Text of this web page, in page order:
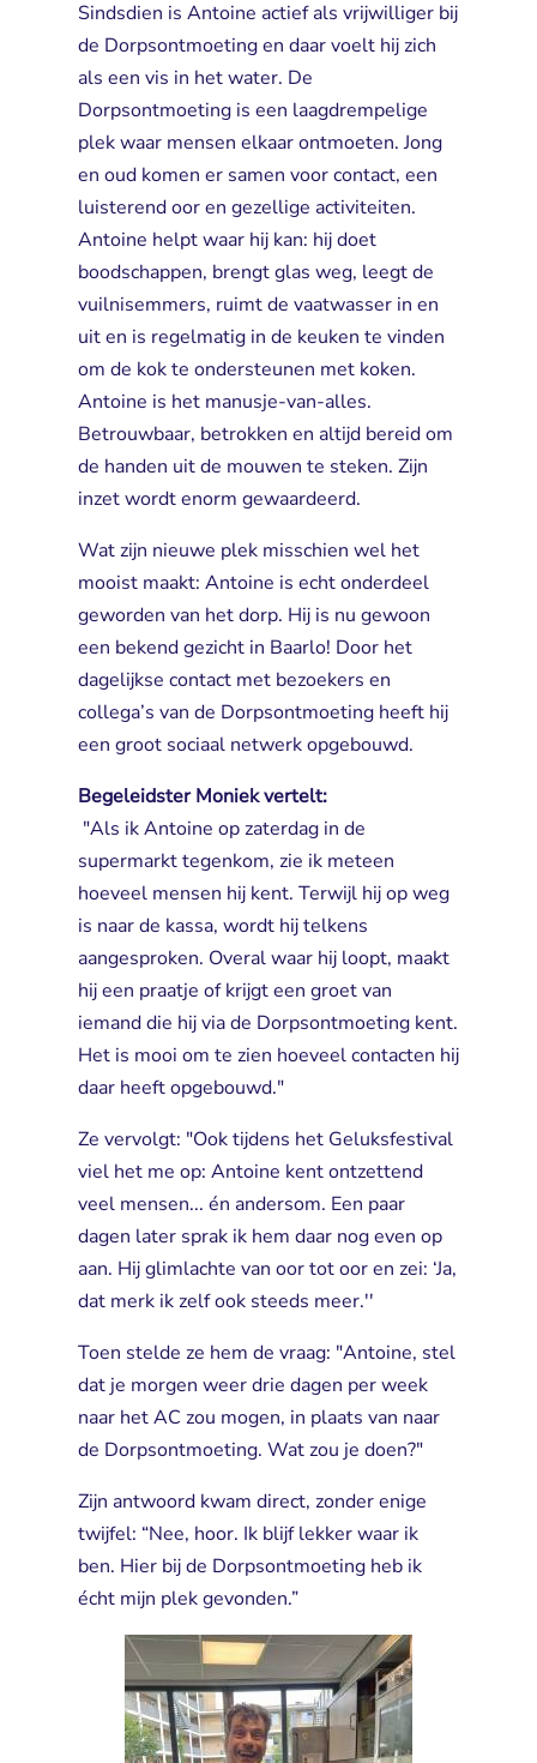
Sindsdien is Antoine actief als vrijwilliger bij
de Dorpsontmoeting en daar voelt hij zich
als een vis in het water. De
Dorpsontmoeting is een laagdrempelige
plek waar mensen elkaar ontmoeten. Jong
en oud komen er samen voor contact, een
luisterend oor en gezellige activiteiten.
Antoine helpt waar hij kan: hij doet
boodschappen, brengt glas weg, leegt de
vuilnisemmers, ruimt de vaatwasser in en
uit en is regelmatig in de keuken te vinden
om de kok te ondersteunen met koken.
Antoine is het manusje-van-alles.
Betrouwbaar, betrokken en altijd bereid om
de handen uit de mouwen te steken. Zijn
inzet wordt enorm gewaardeerd.
Wat zijn nieuwe plek misschien wel het
mooist maakt: Antoine is echt onderdeel
geworden van het dorp. Hij is nu gewoon
een bekend gezicht in Baarlo! Door het
dagelijkse contact met bezoekers en
collega’s van de Dorpsontmoeting heeft hij
een groot sociaal netwerk opgebouwd.
Begeleidster Moniek vertelt:
"Als ik Antoine op zaterdag in de
supermarkt tegenkom, zie ik meteen
hoeveel mensen hij kent. Terwijl hij op weg
is naar de kassa, wordt hij telkens
aangesproken. Overal waar hij loopt, maakt
hij een praatje of krijgt een groet van
iemand die hij via de Dorpsontmoeting kent.
Het is mooi om te zien hoeveel contacten hij
daar heeft opgebouwd."
Ze vervolgt: "Ook tijdens het Geluksfestival
viel het me op: Antoine kent ontzettend
veel mensen... én andersom. Een paar
dagen later sprak ik hem daar nog even op
aan. Hij glimlachte van oor tot oor en zei: ‘Ja,
dat merk ik zelf ook steeds meer.''
Toen stelde ze hem de vraag: "Antoine, stel
dat je morgen weer drie dagen per week
naar het AC zou mogen, in plaats van naar
de Dorpsontmoeting. Wat zou je doen?"
Zijn antwoord kwam direct, zonder enige
twijfel: “Nee, hoor. Ik blijf lekker waar ik
ben. Hier bij de Dorpsontmoeting heb ik
écht mijn plek gevonden.”